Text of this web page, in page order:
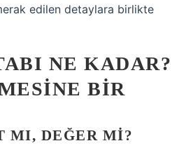
edilen detaylara birlikte
NE KADAR?
BIR
MI, DEĞER MI?